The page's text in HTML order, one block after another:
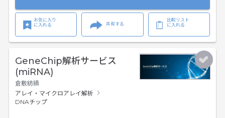
お気に入り
に入れる
共有する
比較リスト
に入れる
GeneChip解析サービス
(miRNA)
倉敷紡績
アレイ・マイクロアレイ解析
DNAチップ